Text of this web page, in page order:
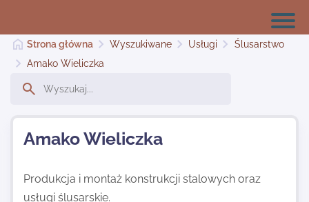
Strona główna Wyszukiwane Usługi
Ślusarstwo
Amako Wieliczka
Amako Wieliczka
Produkcja i montaż konstrukcji stalowych oraz
usługi ślusarskie.